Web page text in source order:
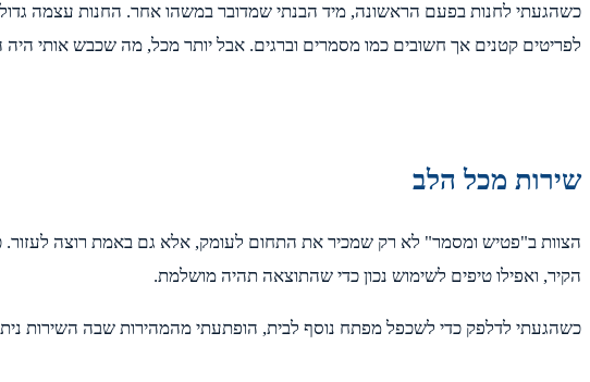
כשהגעתי לחנות בפעם הראשונה, מיד הבנתי שמדובר במשהו אחר. החנות עצמה
לפריטים קטנים אך חשובים כמו מסמרים וברגים. אבל יותר מכל, מה שכבש אותי
שירות מכל הלב
הצוות ב"פטיש ומסמר" לא רק שמכיר את התחום לעומק, אלא גם באמת רוצה לעזור.
הקיר, ואפילו טיפים לשימוש נכון כדי שהתוצאה תהיה מושלמת.
כשהגעתי לדלפק כדי לשכפל מפתח נוסף לבית, הופתעתי מהמהירות שבה השירות